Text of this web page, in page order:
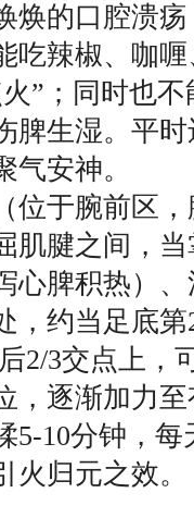
的口腔溃疡
吃辣椒、咖
”；同时也
脾生湿。平
安神。
于腕前区，
肌腱之间，
心脾积热）
，约当足底
2/3交点上，
逐渐加力至
5-10分钟，
归元之效。